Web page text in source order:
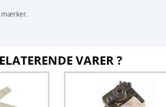
VARER ?